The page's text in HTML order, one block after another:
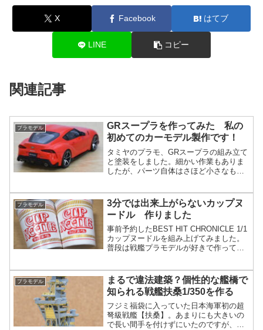
X Facebook はてブ
LINE コピー
関連記事
プラモデル
GRスープラを作ってみた 私の
初めてのカーモデル製作です！
タミヤのプラモ、GRスープラの組み立て
と塗装をしました。細かい作業もありま
したが、パーツ自体はさほど小さなもの
が、満足のできる仕上がりになりまし
た。約2週間で完成です。
プラモデル
3分では出来上がらないカップヌ
ードル 作りました
事前予約したBEST HIT CHRONICLE 1/1
カップヌードルを組み上げてみました。
普段は戦艦プラモデルが好きで作ってい
す。本物とプラモの比較写真あり。
プラモデル
まるで違法建築？個性的な艦橋で
知られる戦艦扶桑1/350を作る
フジミ福袋に入っていた日本海軍初の超
弩級戦艦【扶桑】。あまりにも大きいの
で長い間手を付けずにいたのですが、よ